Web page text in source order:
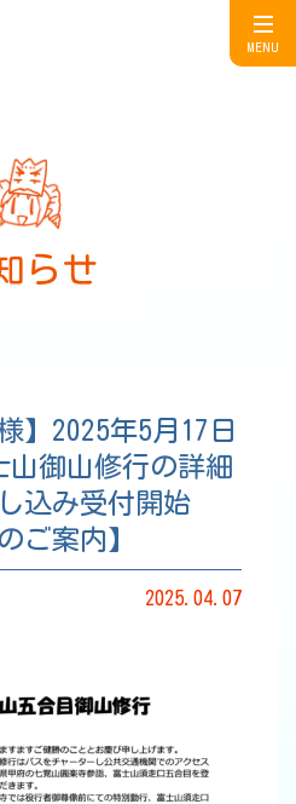
MENU
らせ
】2025年5月17日
山御山修行の詳細
込み受付開始
ご案内】
2025.04.07